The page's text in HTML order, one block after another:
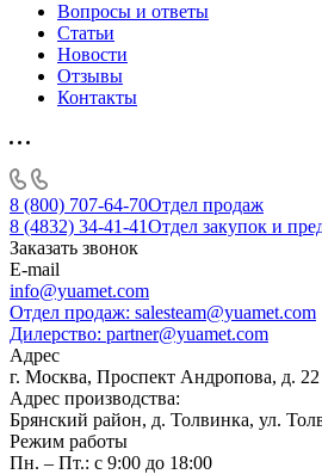
Вопросы и ответы
Статьи
Новости
Отзывы
Контакты
8 (800) 707-64-70Отдел продаж
8 (4832) 34-41-41Отдел закупок и
Заказать звонок
E-mail
info@yuamet.com
Отдел продаж: salesteam@yuamet.com
Дилерство: partner@yuamet.com
Адрес
г. Москва, Проспект Андропова, д. 22
Адрес производства:
Брянский район, д. Толвинка, ул.
Режим работы
Пн. – Пт.: с 9:00 до 18:00